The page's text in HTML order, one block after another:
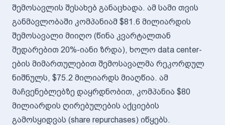
შემოსავლის შესახებ განაცხადა. ამ სამი თვის
განმავლობაში კომპანიამ $81.6 მილიარდის
შემოსავალი მიიღო (წინა კვარტალთან
შედარებით 20%-იანი ზრდა), ხოლო data center-
ების მიმართულებით შემოსავალმა რეკორდულ
ნიშნულს, $75.2 მილიარდს მიაღწია. ამ
მაჩვენებლებზე დაყრდნობით, კომპანია $80
მილიარდის ღირებულების აქციების
გამოსყიდვას (share repurchases) იწყებს.